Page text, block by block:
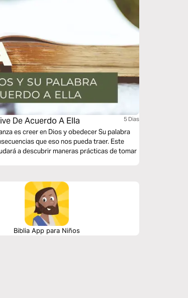
De Acuerdo A Ella 5 Dias
es creer en Dios y obedecer Su palabra
que eso nos pueda traer. Este
a descubrir maneras prácticas de tomar
Biblia App para Niños